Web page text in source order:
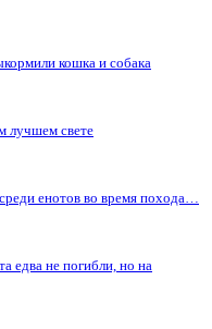
кошка и собака
лучшем свете
енотов во время похода…
едва не погибли, но на